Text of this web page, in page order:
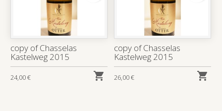
copy of Chasselas
Kastelweg 2015
24,00 € 
copy of Chasselas
Kastelweg 2015
26,00 € 